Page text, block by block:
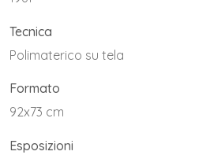
Tecnica
Polimaterico su tela
Formato
92x73 cm
Esposizioni